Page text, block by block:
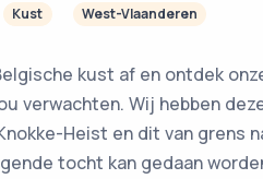
Kust West-Vlaanderen
kust af en ontdek
verwachten. Wij hebben
Heist en dit van grens
tocht kan gedaan